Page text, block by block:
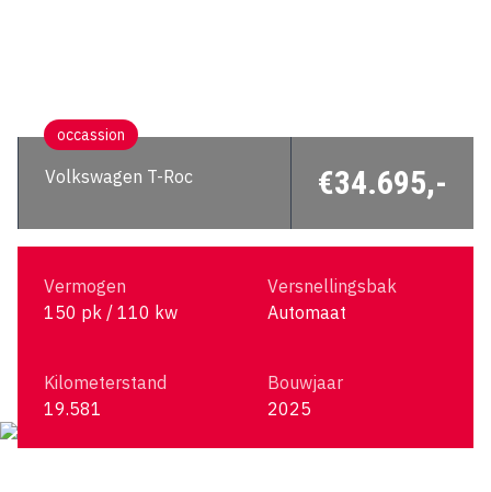
occassion
Volkswagen T-Roc €34.695,-
Vermogen
150 pk / 110 kw
Versnellingsbak
Automaat
Kilometerstand
19.581
Bouwjaar
2025